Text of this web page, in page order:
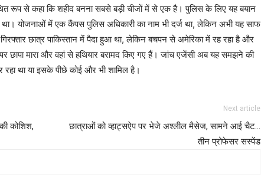
रूप से कहा कि शहीद बनना सबसे बड़ी चीजों में से एक है। पुलिस के लिए यह बयान
योजनाओं में एक कैंपस पुलिस अधिकारी का नाम भी दर्ज था, लेकिन अभी यह साफ
गिरफ्तार छात्र पाकिस्तान में पैदा हुआ था, लेकिन बचपन से अमेरिका में रह रहा है और
छापा मारा और वहां से हथियार बरामद किए गए हैं। जांच एजेंसी अब यह समझने की
था या इसके पीछे कोई और भी शामिल है।
कोशिश,
Next article
छात्राओं को व्हाट्सऐप पर भेजे अश्लील मैसेज, सामने आई चैट…
तीन प्रोफेसर सस्पेंड